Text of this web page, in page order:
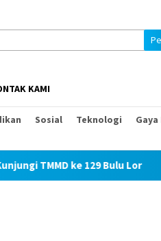
KAMI
Sosial Teknologi
ke 129 Bulu Lor Miris!